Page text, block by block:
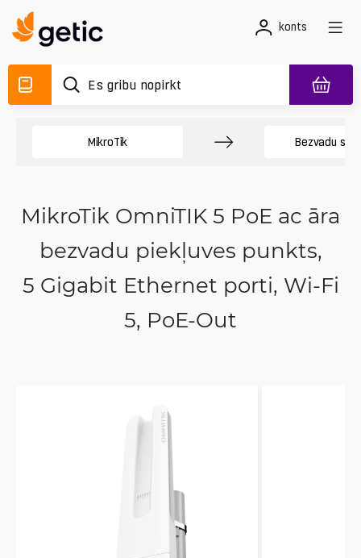
konts
MikroTik Bezvadu
MikroTik OmniTIK 5 PoE ac āra
bezvadu piekļuves punkts,
5 Gigabit Ethernet porti, Wi‑Fi
5, PoE-Out